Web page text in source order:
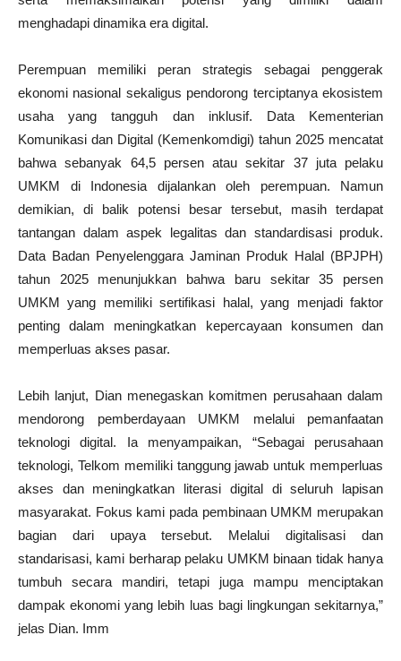
menghadapi dinamika era digital.
Perempuan memiliki peran strategis sebagai penggerak
ekonomi nasional sekaligus pendorong terciptanya ekosistem
usaha yang tangguh dan inklusif. Data Kementerian
Komunikasi dan Digital (Kemenkomdigi) tahun 2025 mencatat
bahwa sebanyak 64,5 persen atau sekitar 37 juta pelaku
UMKM di Indonesia dijalankan oleh perempuan. Namun
demikian, di balik potensi besar tersebut, masih terdapat
tantangan dalam aspek legalitas dan standardisasi produk.
Data Badan Penyelenggara Jaminan Produk Halal (BPJPH)
tahun 2025 menunjukkan bahwa baru sekitar 35 persen
UMKM yang memiliki sertifikasi halal, yang menjadi faktor
penting dalam meningkatkan kepercayaan konsumen dan
memperluas akses pasar.
Lebih lanjut, Dian menegaskan komitmen perusahaan dalam
mendorong pemberdayaan UMKM melalui pemanfaatan
teknologi digital. Ia menyampaikan, “Sebagai perusahaan
teknologi, Telkom memiliki tanggung jawab untuk memperluas
akses dan meningkatkan literasi digital di seluruh lapisan
masyarakat. Fokus kami pada pembinaan UMKM merupakan
bagian dari upaya tersebut. Melalui digitalisasi dan
standarisasi, kami berharap pelaku UMKM binaan tidak hanya
tumbuh secara mandiri, tetapi juga mampu menciptakan
dampak ekonomi yang lebih luas bagi lingkungan sekitarnya,”
jelas Dian. Imm